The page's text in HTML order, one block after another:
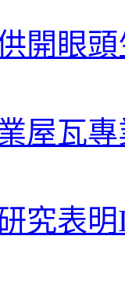
開眼
屋瓦
究表